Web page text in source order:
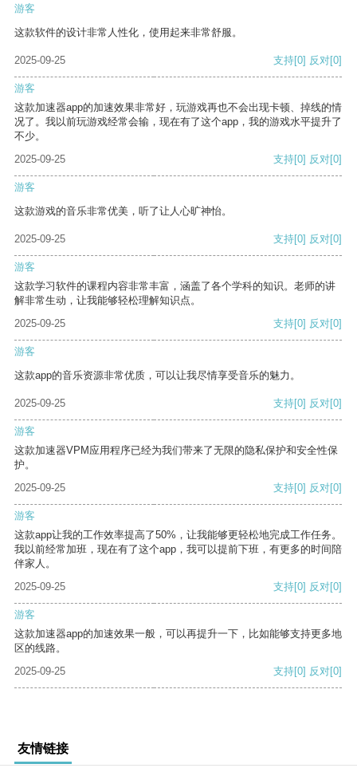
游客
这款软件的设计非常人性化，使用起来非常舒服。
2025-09-25 支持[0] 反对[0]
游客
这款加速器app的加速效果非常好，玩游戏再也不会出现卡顿、掉线的情
况了。我以前玩游戏经常会输，现在有了这个app，我的游戏水平提升了
不少。
2025-09-25
支持[0] 反对[0]
游客
这款游戏的音乐非常优美，听了让人心旷神怡。
2025-09-25 支持[0] 反对[0]
游客
这款学习软件的课程内容非常丰富，涵盖了各个学科的知识。老师的讲
解非常生动，让我能够轻松理解知识点。
2025-09-25
支持[0] 反对[0]
游客
这款app的音乐资源非常优质，可以让我尽情享受音乐的魅力。
2025-09-25 支持[0] 反对[0]
游客
这款加速器VPM应用程序已经为我们带来了无限的隐私保护和安全性保
护。
2025-09-25
支持[0] 反对[0]
游客
这款app让我的工作效率提高了50%，让我能够更轻松地完成工作任务。
我以前经常加班，现在有了这个app，我可以提前下班，有更多的时间陪
伴家人。
2025-09-25
支持[0] 反对[0]
游客
这款加速器app的加速效果一般，可以再提升一下，比如能够支持更多地
区的线路。
2025-09-25
支持[0] 反对[0]
友情链接